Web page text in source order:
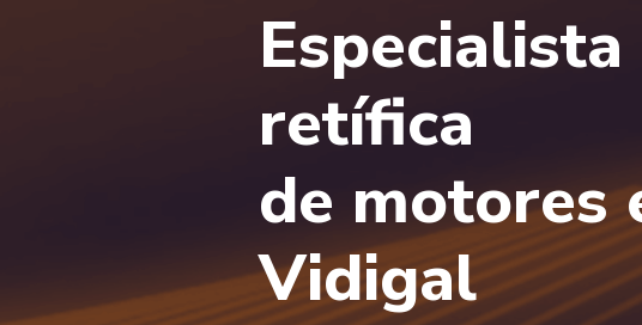
retífica
de motores
Vidigal